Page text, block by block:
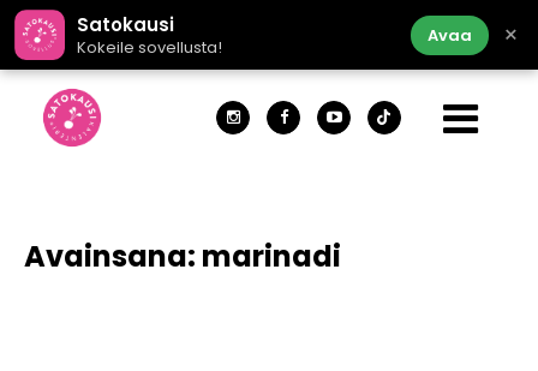
Satokausi
Kokeile sovellusta!
Avaa ×
Avainsana: marinadi